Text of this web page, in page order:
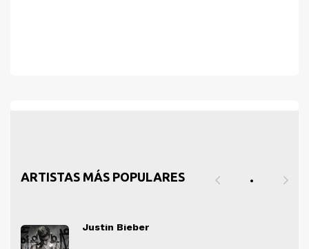
ARTISTAS MÁS POPULARES
Justin Bieber